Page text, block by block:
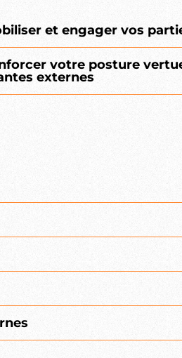
et engager vos
votre posture
externes